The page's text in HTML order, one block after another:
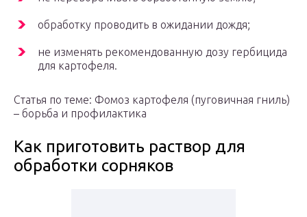
обработку проводить в ожидании дождя;
не изменять рекомендованную дозу гербицида
для картофеля.
Статья по теме: Фомоз картофеля (пуговичная гниль)
– борьба и профилактика
Как приготовить раствор для
обработки сорняков